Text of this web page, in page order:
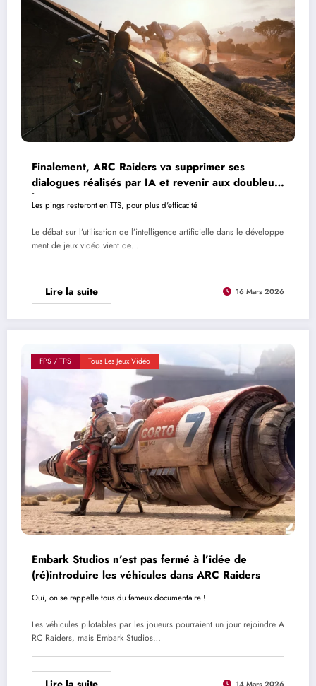
Finalement, ARC Raiders va supprimer ses
dialogues réalisés par IA et revenir aux doubleurs
humains
Les pings resteront en TTS, pour plus d'efficacité
Le débat sur l’utilisation de l’intelligence artificielle dans le développe
ment de jeux vidéo vient de…
Lire la suite 16 Mars 2026
FPS / TPS Tous Les Jeux Vidéo
Embark Studios n’est pas fermé à l’idée de
(ré)introduire les véhicules dans ARC Raiders
Oui, on se rappelle tous du fameux documentaire !
Les véhicules pilotables par les joueurs pourraient un jour rejoindre A
RC Raiders, mais Embark Studios…